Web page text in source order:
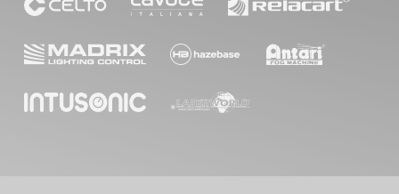
OMNITRONIC Set DD-2550 USB-
No. 20000305 Artikel nicht mehr verfügbar